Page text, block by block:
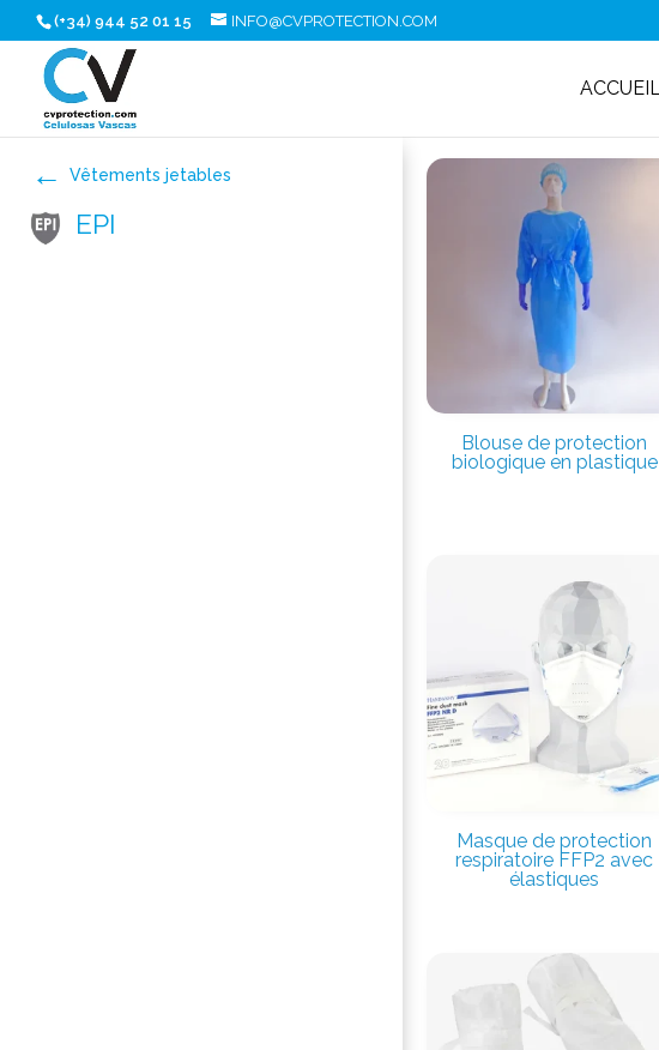
(+34) 944 52 01 15 INFO@CVPROTECTION.COM
ACCUEIL
Vêtements jetables
EPI
Blouse de protection
biologique en plastique
Masque de protection
respiratoire FFP2 avec
élastiques